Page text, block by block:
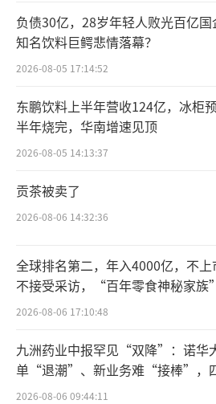
原因之一是在上半年
价格竞争力的淘宝商家成
另一个原因则是淘天对商家
过去四年，淘天围绕
种服务费、年费、保证金
新任CEO吴泳铭上任后，
更密集。今年4月，店铺经
天商家免费提供；本周，淘
家提供“全球包邮计划”
品发送至国内集运仓，待
货。
仅退款“松绑”：店铺
交回给商家
“仅退款”，是指当用
负债30亿，28岁年轻人败光百亿国
知名饮料巨鳄悲情落幕？
2026-08-05 17:14:52
东鹏饮料上半年营收124亿，冰柜
半年烧完，华南增速见顶
2026-08-05 14:13:37
贡茶被卖了
2026-08-06 14:32:36
全球排名第二，年入4000亿，不上
不接受采访，“百年零食神秘家
出水面？
2026-08-06 17:10:48
九洲药业中报罕见“双降”：诺华
单“退潮”、新业务难“接棒”，
难关待闯
2026-08-06 09:44:11